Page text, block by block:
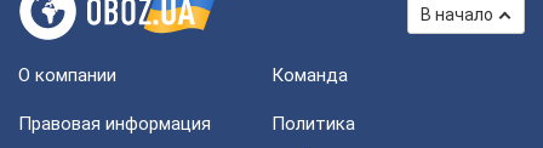
В начало
О компании Команда
Правовая информация
Политика